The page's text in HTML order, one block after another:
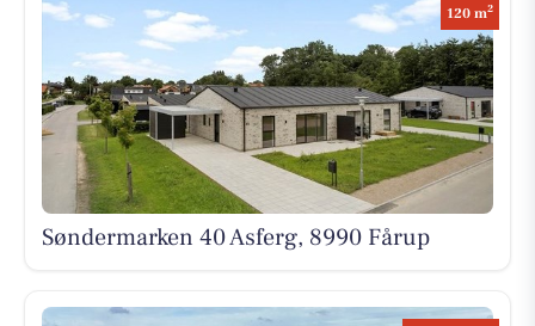
120 m2
Søndermarken 40 Asferg, 8990 Fårup